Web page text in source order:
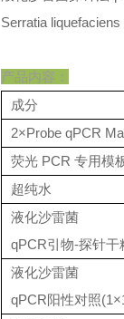
Serratia
产品内容：
成分
2×Probe qPCR
荧光 PCR 专用模
超纯水
液化沙雷菌
qPCR引物-探针干
液化沙雷菌
qPCR阳性对照